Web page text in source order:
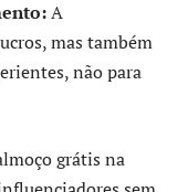
A
mas também
não para
grátis na